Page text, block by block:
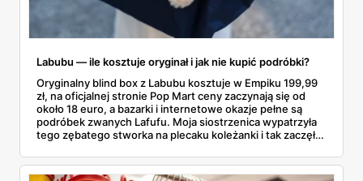
Labubu — ile kosztuje oryginał i jak nie kupić podróbki?
Oryginalny blind box z Labubu kosztuje w Empiku 199,99
zł, na oficjalnej stronie Pop Mart ceny zaczynają się od
około 18 euro, a bazarki i internetowe okazje pełne są
podróbek zwanych Lafufu. Moja siostrzenica wypatrzyła
tego zębatego stworka na plecaku koleżanki i tak zaczęło
kosztuje i po czym poznać, że sprzedawca nie wciska nam
podróbki. Spisałam wszystko, czego się dowiedziałam —